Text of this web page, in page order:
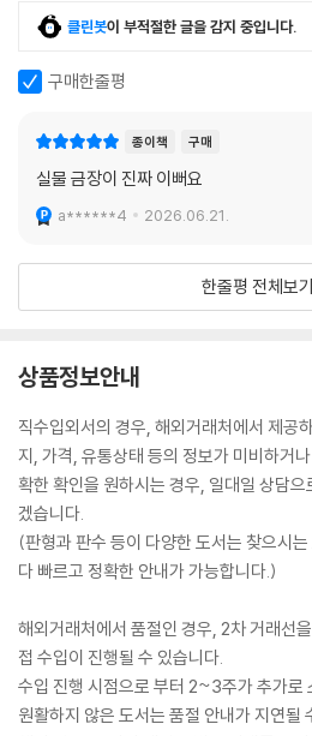
클린봇이 부적절한 글을 감지 중입니다.
구매한줄평
종이책 구매
실물 금장이 진짜 이뻐요
a******4 2026.06.21.
한줄평 전체보기
상품정보안내
직수입외서의 경우, 해외거래처에서 제공
지, 가격, 유통상태 등의 정보가 미비하거
확한 확인을 원하시는 경우, 일대일 상담으
겠습니다.
(판형과 판수 등이 다양한 도서는 찾으시
다 빠르고 정확한 안내가 가능합니다.)
해외거래처에서 품절인 경우, 2차 거래선
접 수입이 진행될 수 있습니다.
수입 진행 시점으로 부터 2~3주가 추가로
원활하지 않은 도서는 품절 안내가 지연될